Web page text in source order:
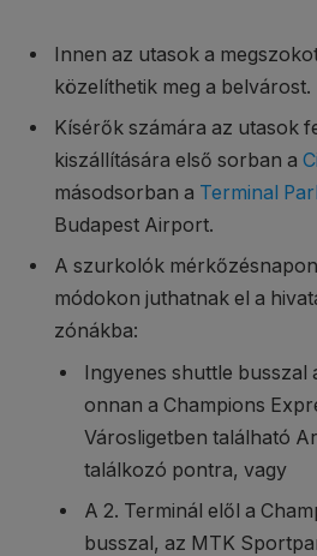
Innen az utasok a
közelíthetik meg a belvárost.
Kísérők számára az utasok
kiszállítására első sorban a
másodsorban a Terminal
Budapest Airport.
A szurkolók
módokon juthatnak el a
zónákba:
Ingyenes shuttle busszal
onnan a Champions
Városligetben található
találkozó pontra, vagy
A 2. Terminál elől a
busszal, az MTK